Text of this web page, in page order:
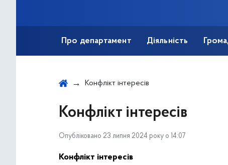
Про департамент Діяльність
Конфлікт інтересів
Конфлікт інтересів
Опубліковано 23 липня 2024 року о 14:07
Конфлікт інтересів